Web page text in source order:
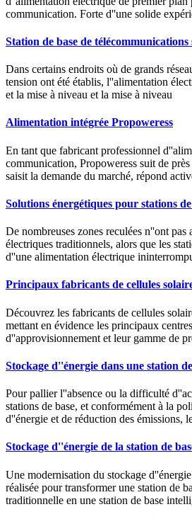
communication. Forte d''une solide
Station de base de télécommunications
Dans certains endroits où de grands
tension ont été établis, l''alimentation
et la mise à niveau et la mise à niveau
Alimentation intégrée Propoweress
En tant que fabricant professionnel
communication, Propoweress suit de
saisit la demande du marché, répond
Solutions énergétiques pour stations
De nombreuses zones reculées n''ont pas
électriques traditionnels, alors que les
d''une alimentation électrique
Principaux fabricants de cellules
Découvrez les fabricants de cellules
mettant en évidence les principaux
d''approvisionnement et leur gamme de
Stockage d''énergie dans une station
Pour pallier l''absence ou la difficulté
stations de base, et conformément à la
d''énergie et de réduction des émissions,
Stockage d''énergie de la station de
Une modernisation du stockage
réalisée pour transformer une station de
traditionnelle en une station de base